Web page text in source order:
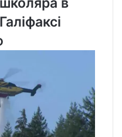
школяра
в
Галіфаксі
Галіфаксі